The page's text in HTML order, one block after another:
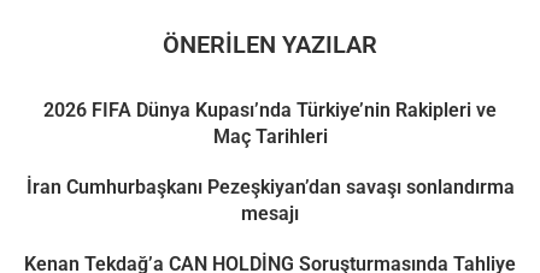
ÖNERILEN YAZILAR
2026 FIFA Dünya Kupası’nda Türkiye’nin Rakipleri ve
Maç Tarihleri
İran Cumhurbaşkanı Pezeşkiyan’dan savaşı sonlandırma
mesajı
Kenan Tekdağ’a CAN HOLDİNG Soruşturmasında Tahliye